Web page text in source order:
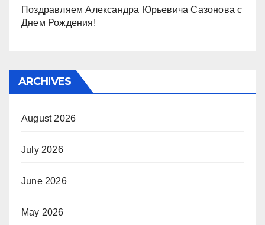
Поздравляем Александра Юрьевича Сазонова с
Днем Рождения!
ARCHIVES
August 2026
July 2026
June 2026
May 2026